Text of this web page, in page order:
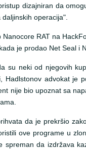
dizajniran da
operacija".
RAT na
je prodao Net Seal i
su neki od njegovih
Hadlstonov advokat je
nije bio upoznat sa
da je prekršio
ove programe u
spreman da izdržava